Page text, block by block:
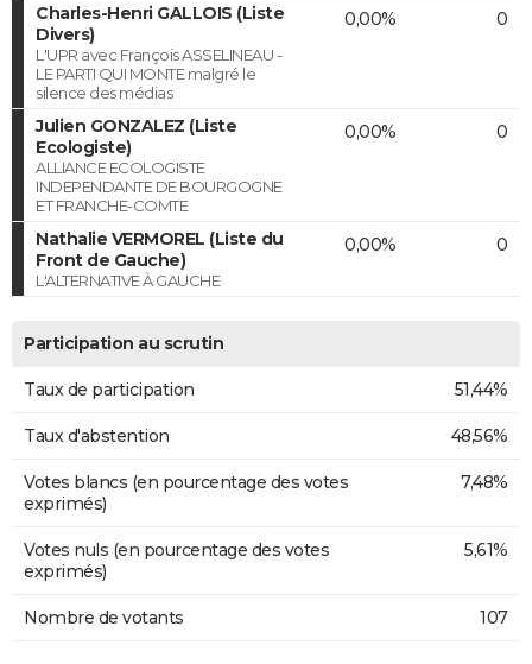
Charles-Henri GALLOIS (Liste
Divers)
L'UPR avec François ASSELINEAU -
LE PARTI QUI MONTE malgré le
silence des médias
0,00% 0
Julien GONZALEZ (Liste
Ecologiste)
ALLIANCE ECOLOGISTE
INDEPENDANTE DE BOURGOGNE
ET FRANCHE-COMTE
0,00% 0
Nathalie VERMOREL (Liste du
Front de Gauche)
L'ALTERNATIVE À GAUCHE
0,00% 0
Participation au scrutin
Taux de participation 51,44%
Taux d'abstention 48,56%
Votes blancs (en pourcentage des votes
exprimés)
7,48%
Votes nuls (en pourcentage des votes
exprimés)
5,61%
Nombre de votants 107